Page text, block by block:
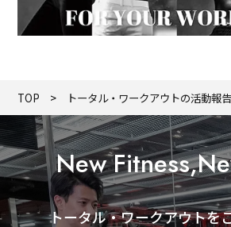
TOP トータル・ワークアウトの活動報告
New
トータル・ワークアウトを